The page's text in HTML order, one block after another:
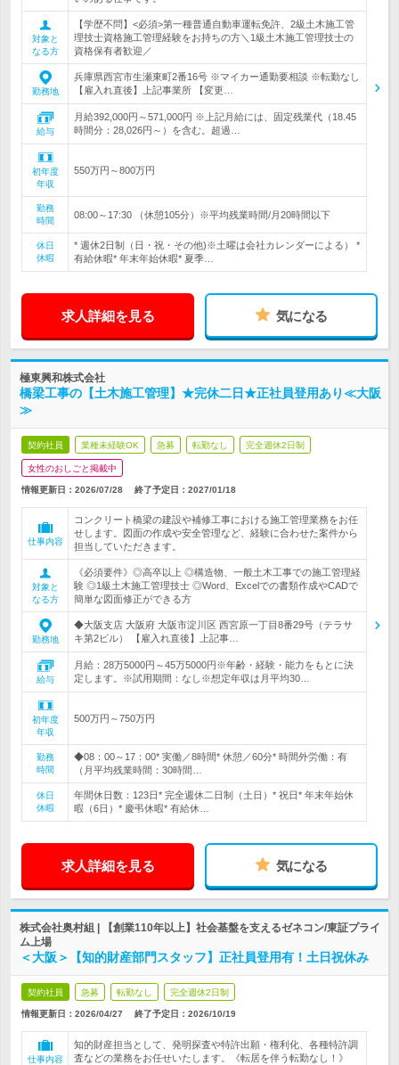
対象と
なる方
【学歴不問】<必須>第一種普通自動車運転免許、2級土木施工管
理技士資格施工管理経験をお持ちの方＼1級土木施工管理技士の
資格保有者歓迎／
勤務地
兵庫県西宮市生瀬東町2番16号 ※マイカー通勤要相談 ※転勤なし
【雇入れ直後】上記事業所 【変更…
給与
月給392,000円～571,000円 ※上記月給には、固定残業代（18.45
時間分：28,026円～）を含む。超過…
初年度
年収
550万円～800万円
勤務
時間
08:00～17:30 （休憩105分）※平均残業時間/月20時間以下
休日
休暇
* 週休2日制（日・祝・その他)※土曜は会社カレンダーによる） *
有給休暇* 年末年始休暇* 夏季…
求人詳細を見る 気になる
極東興和株式会社
橋梁工事の【土木施工管理】★完休二日★正社員登用あり≪大阪
≫
契約社員 業種未経験OK 急募 転勤なし 完全週休2日制
女性のおしごと掲載中
情報更新日：2026/07/28 終了予定日： 2027/01/18
仕事内容
コンクリート橋梁の建設や補修工事における施工管理業務をお任
せします。図面の作成や安全管理など、経験に合わせた案件から
担当していただきます。
対象と
なる方
《必須要件》◎高卒以上 ◎構造物、一般土木工事での施工管理経
験 ◎1級土木施工管理技士 ◎Word、Excelでの書類作成やCADで
簡単な図面修正ができる方
勤務地
◆大阪支店 大阪府 大阪市淀川区 西宮原一丁目8番29号（テラサ
キ第2ビル） 【雇入れ直後】上記事…
給与
月給：28万5000円～45万5000円※年齢・経験・能力をもとに決
定します。※試用期間：なし※想定年収は月平均30…
初年度
年収
500万円～750万円
勤務
時間
◆08：00～17：00* 実働／8時間* 休憩／60分* 時間外労働：有
（月平均残業時間：30時間…
休日
休暇
年間休日数：123日* 完全週休二日制（土日）* 祝日* 年末年始休
暇（6日）* 慶弔休暇* 有給休…
求人詳細を見る 気になる
株式会社奥村組 | 【創業110年以上】社会基盤を支えるゼネコン/東証プライ
ム上場
＜大阪＞【知的財産部門スタッフ】正社員登用有！土日祝休み
契約社員 急募 転勤なし 完全週休2日制
情報更新日：2026/04/27 終了予定日： 2026/10/19
仕事内容
知的財産担当として、発明探査や特許出願・権利化、各種特許調
査などの業務をお任せいたします。《転居を伴う転勤なし！》